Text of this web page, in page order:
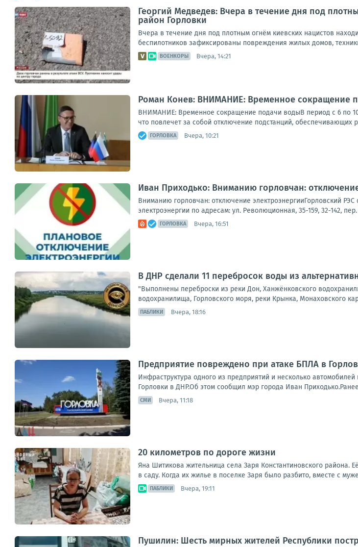
Георгий Медведев: Вчера в течение дня под
район Горловки
Вчера в течение дня под плотным огнём киевских нацистов
беспилотников зафиксированы повреждения жилых домов,
ВОЕНКОРЫ Вчера, 14:21
Роман Конев: ВНИМАНИЕ: Временное сокращение
ВНИМАНИЕ: Временное сокращение подачи водыВ период с 6 по 10
что повлечет за собой отключение подстанций, обеспечивающих
ГОРЛОВКА Вчера, 10:21
Иван Приходько: Вниманию горловчан:
Вниманию горловчан: отключение электроэнергииГорловский
электроэнергии по адресам: ул. Революционная, 35-159, 32-142,
ГОРЛОВКА Вчера, 16:51
В ДНР сделали 11 перебросок воды из
"Выполнены переброски из реки Дон, Ханжёнковского
водохранилища, Горловского моря, реки Крынка, Монаховского
ПАБЛИКИ Вчера, 18:16
Предприятие повреждено при атаке БПЛА в
Инфраструктура одного из предприятий и несколько
Горловки в ДНР.Об этом сообщил мэр города Иван Приходько.Ранее
СМИ Вчера, 11:18
20 километров по дороге жизни
Яна Шитикова жительница села Заря Константиновского района.
в саду. Когда их жилье в поселке Заря было разбито, вместе с
ПАБЛИКИ Вчера, 19:11
Пушилин: Шесть мирных жителей Республики